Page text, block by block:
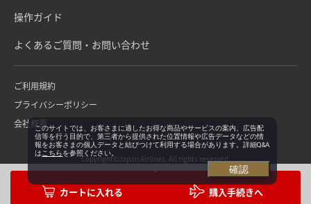
購入手続きへ
操作ガイド
よくあるご質問・お問い合わせ
ご利用規約
プライバシーポリシー
会社概要
Copyright©Japan Airlines. All rights reserved.
このサイトでは、お客さまに適したお得な商品やサービスの案内、広告配
信等を行う目的で、第三者から提供された位置情報や広告データなどの情
報をお客さまの個人データと結びつけて利用する場合があります。詳細Q&A
は こちらを参照ください。
確認